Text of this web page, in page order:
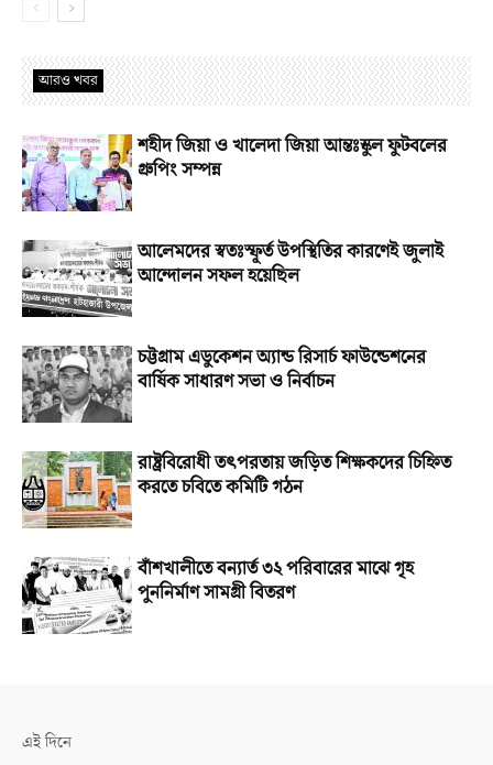
আরও খবর
শহীদ জিয়া ও খালেদা জিয়া আন্তঃস্কুল ফুটবলের
গ্রুপিং সম্পন্ন
আলেমদের স্বতঃস্ফূর্ত উপস্থিতির কারণেই জুলাই
আন্দোলন সফল হয়েছিল
চট্টগ্রাম এডুকেশন অ্যান্ড রিসার্চ ফাউন্ডেশনের
বার্ষিক সাধারণ সভা ও নির্বাচন
রাষ্ট্রবিরোধী তৎপরতায় জড়িত শিক্ষকদের চিহ্নিত
করতে চবিতে কমিটি গঠন
বাঁশখালীতে বন্যার্ত ৩২ পরিবারের মাঝে গৃহ
পুননির্মাণ সামগ্রী বিতরণ
এই দিনে